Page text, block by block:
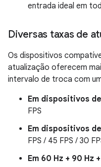
entrada ideal em
Diversas taxas de
Os dispositivos
atualização oferecem
intervalo de troca com
Em dispositivos
FPS
Em dispositivos
FPS / 45 FPS / 30
Em 60 Hz + 90 Hz